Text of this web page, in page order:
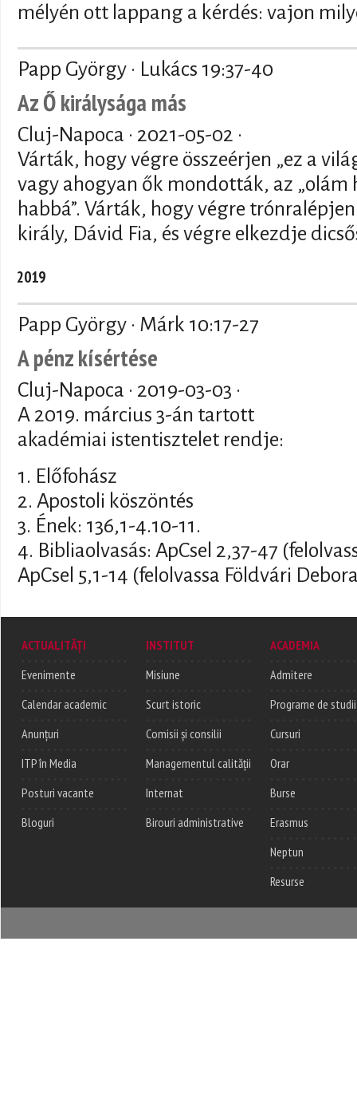
mélyén ott lappang a kérdés: vajon
Papp György · Lukács 19:37-40
Az Ő királysága más
Cluj-Napoca · 2021-05-02 ·
Várták, hogy végre összeérjen „ez a
vagy ahogyan ők mondották, az „olám
habbá”. Várták, hogy végre
király, Dávid Fia, és végre elkezdje
2019
Papp György · Márk 10:17-27
A pénz kísértése
Cluj-Napoca · 2019-03-03 ·
A 2019. március 3-án tartott
akadémiai istentisztelet rendje:
1. Előfohász
2. Apostoli köszöntés
3. Ének: 136,1-4.10-11.
4. Bibliaolvasás: ApCsel 2,37-47
ApCsel 5,1-14 (felolvassa Földvári
ACTUALITĂȚI
Evenimente
Calendar academic
Anunțuri
ITP în Media
Posturi vacante
Bloguri
INSTITUT
Misiune
Scurt istoric
Comisii și consilii
Managementul calității
Internat
Birouri administrative
ACADEMIA
Admitere
Programe de studii
Cursuri
Orar
Burse
Erasmus
Neptun
Resurse